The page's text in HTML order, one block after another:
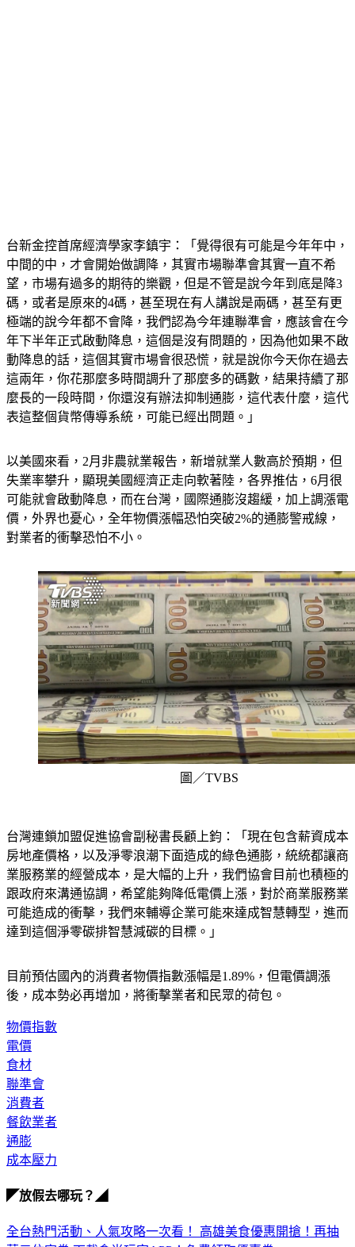
台新金控首席經濟學家李鎮宇：「覺得很有可能是今年年中，
中間的中，才會開始做調降，其實市場聯準會其實一直不希
望，市場有過多的期待的樂觀，但是不管是說今年到底是降3
碼，或者是原來的4碼，甚至現在有人講說是兩碼，甚至有更
極端的說今年都不會降，我們認為今年連聯準會，應該會在今
年下半年正式啟動降息，這個是沒有問題的，因為他如果不啟
動降息的話，這個其實市場會很恐慌，就是說你今天你在過去
這兩年，你花那麼多時間調升了那麼多的碼數，結果持續了那
麼長的一段時間，你還沒有辦法抑制通膨，這代表什麼，這代
以美國來看，2月非農就業報告，新增就業人數高於預期，但
失業率攀升，顯現美國經濟正走向軟著陸，各界推估，6月很
可能就會啟動降息，而在台灣，國際通膨沒趨緩，加上調漲電
價，外界也憂心，全年物價漲幅恐怕突破2%的通膨警戒線，
台灣連鎖加盟促進協會副秘書長顧上鈞：「現在包含薪資成本
房地產價格，以及淨零浪潮下面造成的綠色通膨，統統都讓商
業服務業的經營成本，是大幅的上升，我們協會目前也積極的
跟政府來溝通協調，希望能夠降低電價上漲，對於商業服務業
可能造成的衝擊，我們來輔導企業可能來達成智慧轉型，進而
目前預估國內的消費者物價指數漲幅是1.89%，但電價調漲
物價指數
電價
食材
聯準會
消費者
餐飲業者
通膨